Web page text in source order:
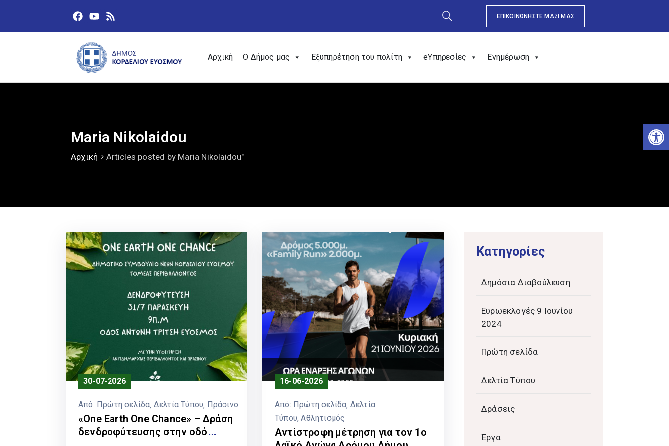
ΕΠΙΚΟΙΝΩΝΗΣΤΕ ΜΑΖΙ ΜΑΣ
Αρχική Ο Δήμος μας Εξυπηρέτηση του πολίτη eΥπηρεσίες Ενημέρωση
Maria Nikolaidou
Αρχική Articles posted by Maria Nikolaidou"
30-07-2026
Από: Πρώτη σελίδα‚ Δελτία Τύπου‚ Πράσινο
«One Earth One Chance» – Δράση
δενδροφύτευσης στην οδό
16-06-2026
Από: Πρώτη σελίδα‚ Δελτία
Τύπου‚Αθλητισμός
Αντίστροφη μέτρηση για τον 1ο
Kατηγορίες
Δημόσια Διαβούλευση
Ευρωεκλογές 9 Ιουνίου
2024
Πρώτη σελίδα
Δελτία Τύπου
Δράσεις
Έργα